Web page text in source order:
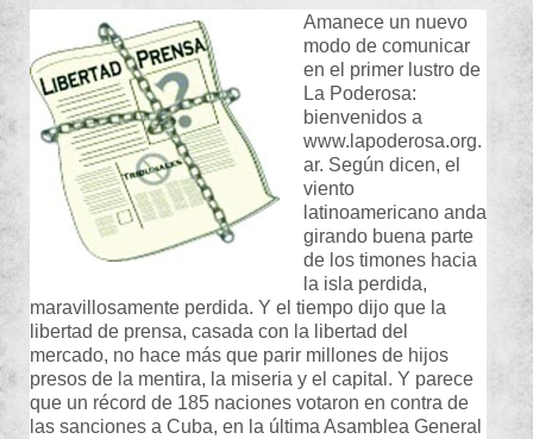
Amanece un nuevo
modo de comunicar
en el primer lustro de
La Poderosa:
bienvenidos a
www.lapoderosa.org.
ar. Según dicen, el
viento
latinoamericano anda
girando buena parte
de los timones hacia
la isla perdida,
maravillosamente perdida. Y el tiempo dijo que la
libertad de prensa, casada con la libertad del
mercado, no hace más que parir millones de hijos
presos de la mentira, la miseria y el capital. Y parece
que un récord de 185 naciones votaron en contra de
las sanciones a Cuba, en la última Asamblea General